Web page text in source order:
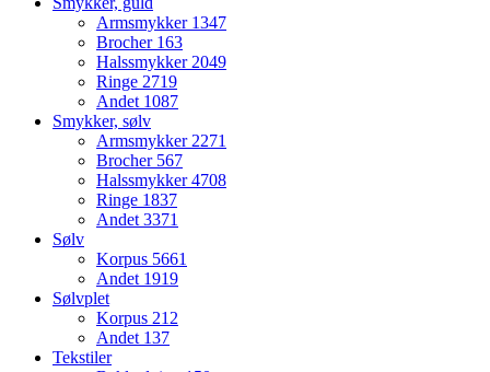
Armsmykker 1347
Brocher 163
Halssmykker 2049
Ringe 2719
Andet 1087
Smykker, sølv
Armsmykker 2271
Brocher 567
Halssmykker4708
Ringe 1837
Andet 3371
Sølv
Korpus 5661
Andet 1919
Sølvplet
Korpus 212
Andet 137
Tekstiler